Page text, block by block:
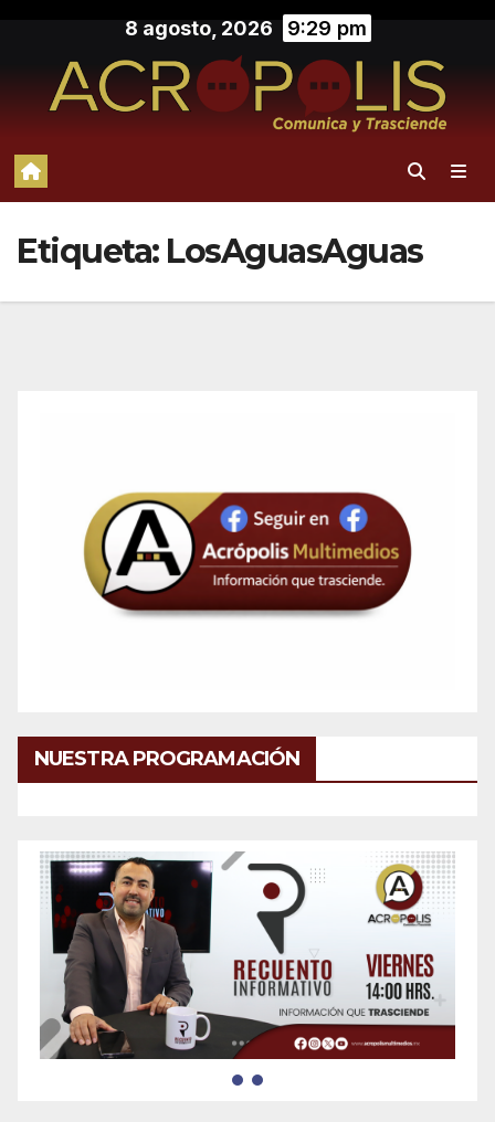
contenido
8 agosto, 2026 9:29 pm
Etiqueta: LosAguasAguas
NUESTRA PROGRAMACIÓN